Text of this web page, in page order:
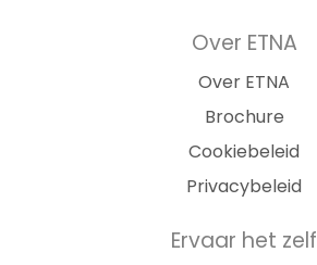
Over ETNA
Over ETNA
Brochure
Cookiebeleid
Privacybeleid
Ervaar het zelf